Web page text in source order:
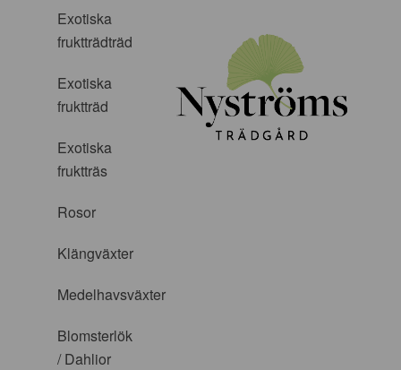
Exotiska
fruktträdträd
Exotiska
fruktträd
Exotiska
fruktträs
Rosor
Klängväxter
Medelhavsväxter
Blomsterlök
/ Dahlior